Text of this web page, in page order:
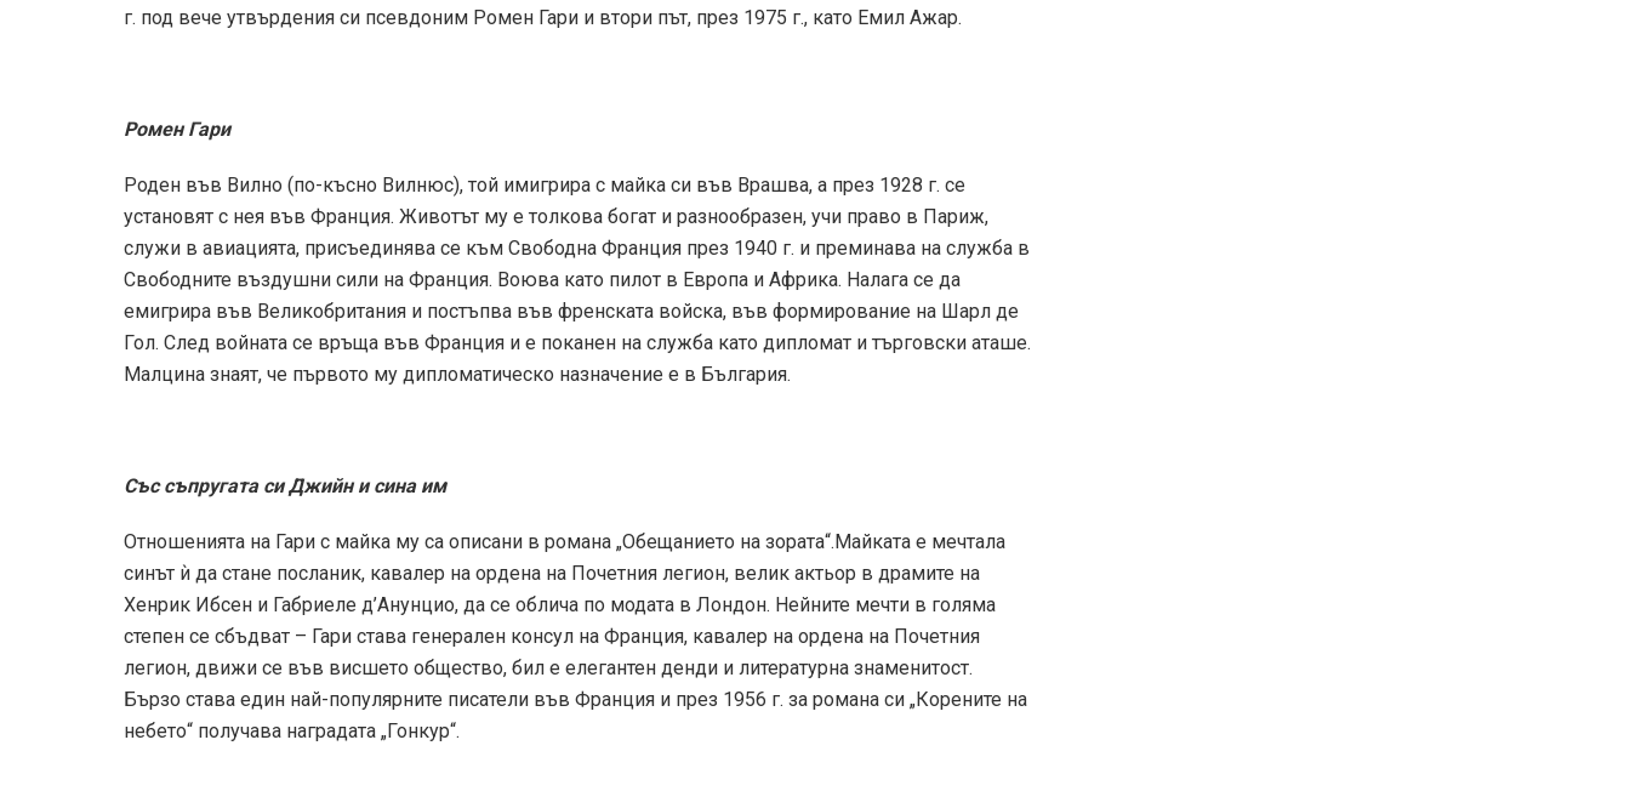
г. под вече утвърдения си псевдоним Ромен Гари и втори път, през 1975 г., като Емил Ажар.
Ромен Гари
Роден във Вилно (по-късно Вилнюс), той имигрира с майка си във Врашва, а през 1928 г. се
установят с нея във Франция. Животът му е толкова богат и разнообразен, учи право в Париж,
служи в авиацията, присъединява се към Свободна Франция през 1940 г. и преминава на служба в
Свободните въздушни сили на Франция. Воюва като пилот в Европа и Африка. Налага се да
емигрира във Великобритания и постъпва във френската войска, във формирование на Шарл де
Гол. След войната се връща във Франция и е поканен на служба като дипломат и търговски аташе.
Малцина знаят, че първото му дипломатическо назначение е в България.
Със съпругата си Джийн и сина им
Отношенията на Гари с майка му са описани в романа „Обещанието на зората“.Майката е мечтала
синът ѝ да стане посланик, кавалер на ордена на Почетния легион, велик актьор в драмите на
Хенрик Ибсен и Габриеле д’Анунцио, да се облича по модата в Лондон. Нейните мечти в голяма
степен се сбъдват – Гари става генерален консул на Франция, кавалер на ордена на Почетния
легион, движи се във висшето общество, бил е елегантен денди и литературна знаменитост.
Бързо става един най-популярните писатели във Франция и през 1956 г. за романа си „Корените на
небето“ получава наградата „Гонкур“.